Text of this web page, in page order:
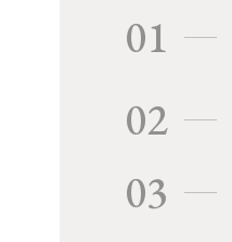
01
02
03